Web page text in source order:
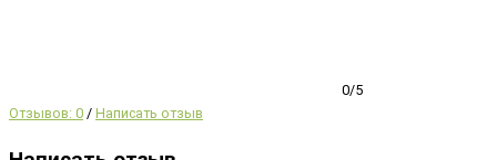
0/5
Отзывов: 0 / Написать отзыв